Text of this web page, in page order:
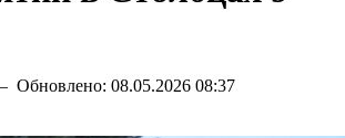
Обновлено: 08.05.2026 08:37